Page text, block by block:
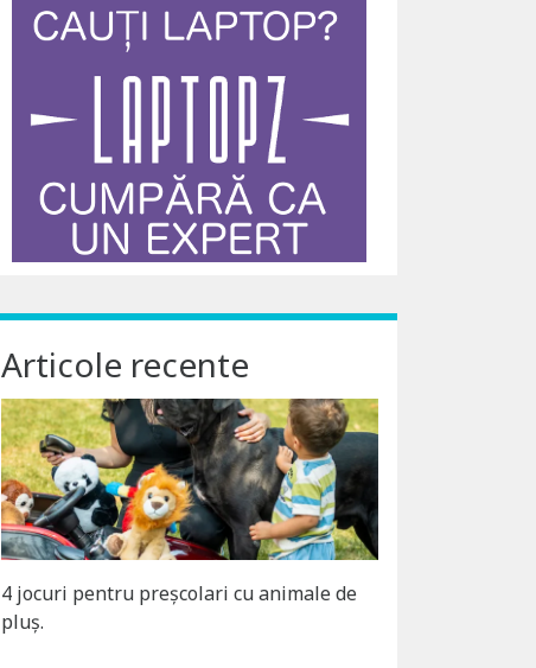
Articole recente
4 jocuri pentru preșcolari cu animale de
pluș.